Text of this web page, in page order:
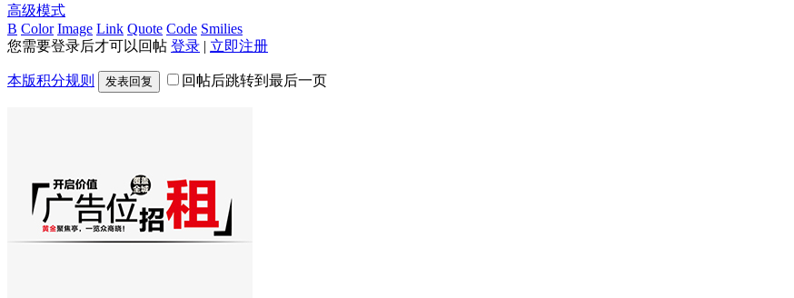
高级模式
B Color Image Link Quote Code Smilies
您需要登录后才可以回帖 登录 | 立即注册
本版积分规则 发表回复 回帖后跳转到最后一页